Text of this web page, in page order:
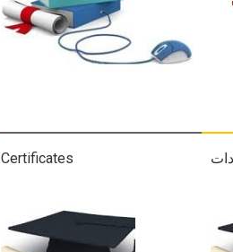
Certificates